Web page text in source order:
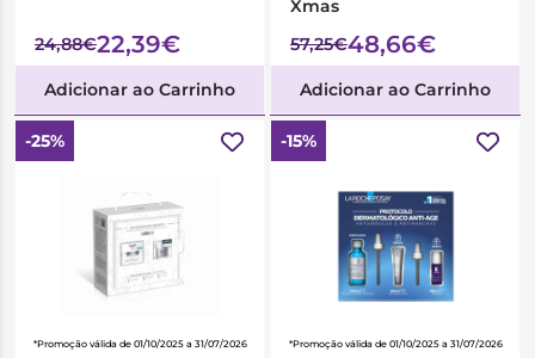
24,88€22,39€
Adicionar ao Carrinho
Xmas
57,25€48,66€
Adicionar ao Carrinho
-25%
*Promoção válida de 01/10/2025 a 31/07/2026
-15%
*Promoção válida de 01/10/2025 a 31/07/2026